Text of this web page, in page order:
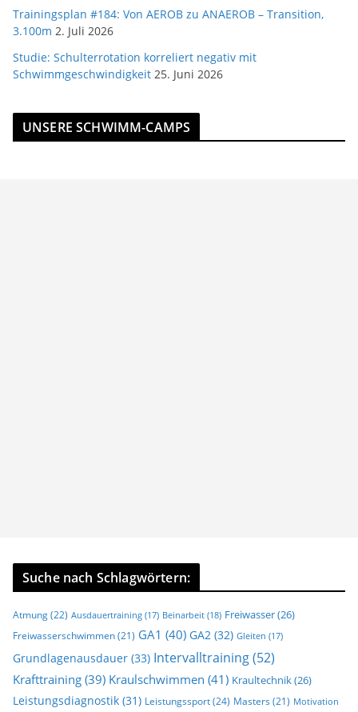
Trainingsplan #184: Von AEROB zu ANAEROB – Transition,
3.100m 2. Juli 2026
Studie: Schulterrotation korreliert negativ mit
Schwimmgeschwindigkeit 25. Juni 2026
UNSERE SCHWIMM-CAMPS
Suche nach Schlagwörtern:
Atmung(22) Ausdauertraining (17) Beinarbeit (18) Freiwasser(26)
Freiwasserschwimmen (21) GA1 (40) GA2 (32) Gleiten (17)
Grundlagenausdauer (33) Intervalltraining(52)
Krafttraining (39) Kraulschwimmen (41) Kraultechnik(26)
Leistungsdiagnostik (31) Leistungssport(24) Masters (21) Motivation